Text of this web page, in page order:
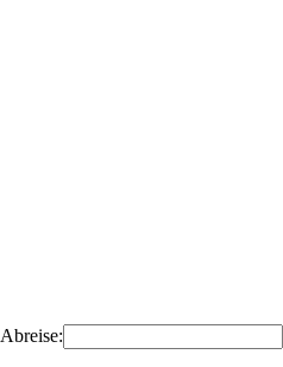
Abreise: